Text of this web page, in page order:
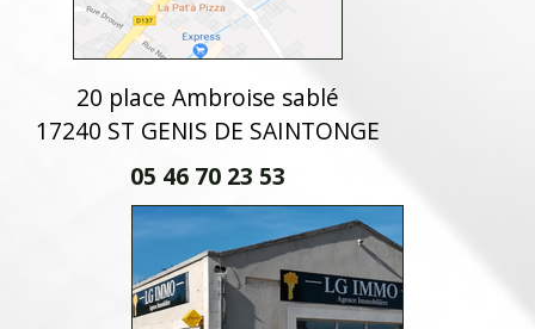
20 place Ambroise sablé
17240 ST GENIS DE SAINTONGE
05 46 70 23 53